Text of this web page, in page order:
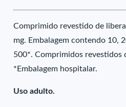
Comprimido revestido de
mg. Embalagem contendo 10,
500*. Comprimidos revestidos
*Embalagem hospitalar.
Uso adulto.